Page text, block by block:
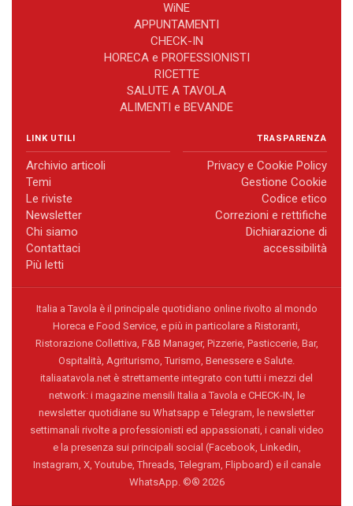
WiNE
APPUNTAMENTI
CHECK-IN
HORECA e PROFESSIONISTI
RICETTE
SALUTE A TAVOLA
ALIMENTI e BEVANDE
LINK UTILI
Archivio articoli
Temi
Le riviste
Newsletter
Chi siamo
Contattaci
Più letti
TRASPARENZA
Privacy e Cookie Policy
Gestione Cookie
Codice etico
Correzioni e rettifiche
Dichiarazione di
accessibilità
Italia a Tavola è il principale quotidiano online rivolto al mondo
Horeca e Food Service, e più in particolare a Ristoranti,
Ristorazione Collettiva, F&B Manager, Pizzerie, Pasticcerie, Bar,
Ospitalità, Agriturismo, Turismo, Benessere e Salute.
italiaatavola.net è strettamente integrato con tutti i mezzi del
network: i magazine mensili Italia a Tavola e CHECK-IN, le
newsletter quotidiane su Whatsapp e Telegram, le newsletter
settimanali rivolte a professionisti ed appassionati, i canali video
e la presenza sui principali social (Facebook, Linkedin,
Instagram, X, Youtube, Threads, Telegram, Flipboard) e il canale
WhatsApp. ©® 2026